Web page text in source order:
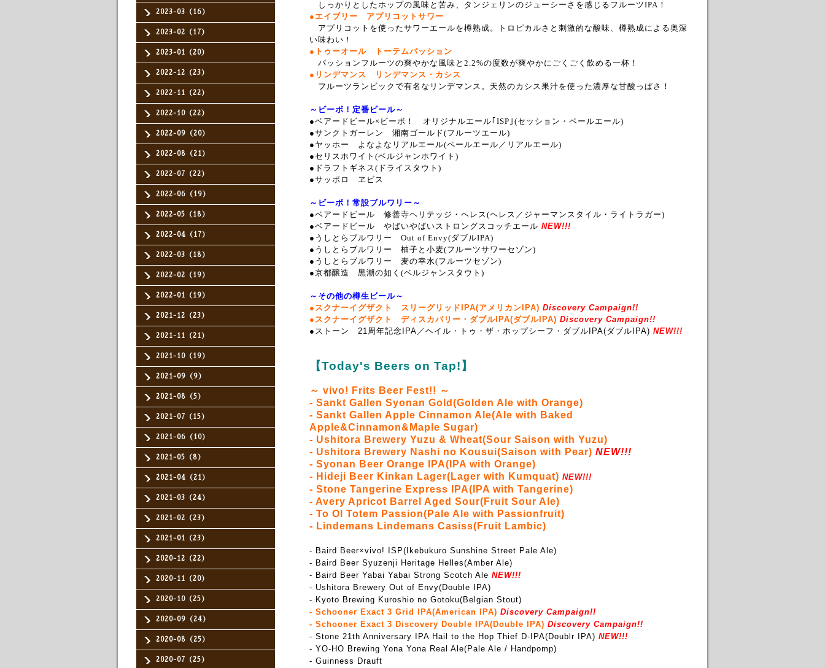
2023-03（16）
2023-02（17）
2023-01（20）
2022-12（23）
2022-11（22）
2022-10（22）
2022-09（20）
2022-08（21）
2022-07（22）
2022-06（19）
2022-05（18）
2022-04（17）
2022-03（18）
2022-02（19）
2022-01（19）
2021-12（23）
2021-11（21）
2021-10（19）
2021-09（9）
2021-08（5）
2021-07（15）
2021-06（10）
2021-05（8）
2021-04（21）
2021-03（24）
2021-02（23）
2021-01（23）
2020-12（22）
2020-11（20）
2020-10（25）
2020-09（24）
2020-08（25）
2020-07（25）
しっかりとしたホップの風味と苦み、タンジェリンのジューシーさを感じるフルーツIPA！
●エイブリー アプリコットサワー
アプリコットを使ったサワーエールを樽熟成。トロピカルさと刺激的な酸味、樽熟成による奥深
い味わい！
●トゥーオール トーテムパッション
パッションフルーツの爽やかな風味と2.2%の度数が爽やかにごくごく飲める一杯！
●リンデマンス リンデマンス・カシス
フルーツランビックで有名なリンデマンス。天然のカシス果汁を使った濃厚な甘酸っぱさ！
～ビーボ！定番ビール～
●ベアードビール×ビーボ！ オリジナルエール｢ISP｣(セッション・ペールエール)
●サンクトガーレン 湘南ゴールド(フルーツエール)
●ヤッホー よなよなリアルエール(ペールエール／リアルエール)
●セリスホワイト(ベルジャンホワイト)
●ドラフトギネス(ドライスタウト)
●サッポロ ヱビス
～ビーボ！常設ブルワリー～
●ベアードビール 修善寺ヘリテッジ・ヘレス(ヘレス／ジャーマンスタイル・ライトラガー)
●ベアードビール やばいやばいストロングスコッチエール NEW!!!
●うしとらブルワリー Out of Envy(ダブルIPA)
●うしとらブルワリー 柚子と小麦(フルーツサワーセゾン)
●うしとらブルワリー 麦の幸水(フルーツセゾン)
●京都醸造 黒潮の如く(ベルジャンスタウト)
～その他の樽生ビール～
●スクナーイグザクト スリーグリッドIPA(アメリカンIPA) Discovery Campaign!!
●スクナーイグザクト ディスカバリー・ダブルIPA(ダブルIPA) Discovery Campaign!!
●ストーン 21周年記念IPA／ヘイル・トゥ・ザ・ホップシーフ・ダブルIPA(ダブルIPA) NEW!!!
【Today's Beers on Tap!】
～ vivo! Frits Beer Fest!! ～
- Sankt Gallen Syonan Gold(Golden Ale with Orange)
- Sankt Gallen Apple Cinnamon Ale(Ale with Baked
Apple&Cinnamon&Maple Sugar)
- Ushitora Brewery Yuzu & Wheat(Sour Saison with Yuzu)
- Ushitora Brewery Nashi no Kousui(Saison with Pear) NEW!!!
- Syonan Beer Orange IPA(IPA with Orange)
- Hideji Beer Kinkan Lager(Lager with Kumquat) NEW!!!
- Stone Tangerine Express IPA(IPA with Tangerine)
- Avery Apricot Barrel Aged Sour(Fruit Sour Ale)
- To Ol Totem Passion(Pale Ale with Passionfruit)
- Lindemans Lindemans Casiss(Fruit Lambic)
- Baird Beer×vivo! ISP(Ikebukuro Sunshine Street Pale Ale)
- Baird Beer Syuzenji Heritage Helles(Amber Ale)
- Baird Beer Yabai Yabai Strong Scotch Ale NEW!!!
- Ushitora Brewery Out of Envy(Double IPA)
- Kyoto Brewing Kuroshio no Gotoku(Belgian Stout)
- Schooner Exact 3 Grid IPA(American IPA) Discovery Campaign!!
- Schooner Exact 3 Discovery Double IPA(Double IPA) Discovery Campaign!!
- Stone 21th Anniversary IPA Hail to the Hop Thief D-IPA(Doublr IPA) NEW!!!
- YO-HO Brewing Yona Yona Real Ale(Pale Ale / Handpomp)
- Guinness Drauft